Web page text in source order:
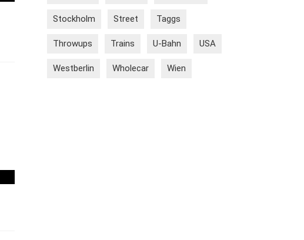
Stockholm Street Taggs
Throwups Trains U-Bahn USA
Westberlin Wholecar Wien